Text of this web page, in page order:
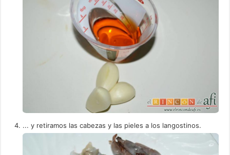
... y retiramos las cabezas y las pieles a los langostinos.